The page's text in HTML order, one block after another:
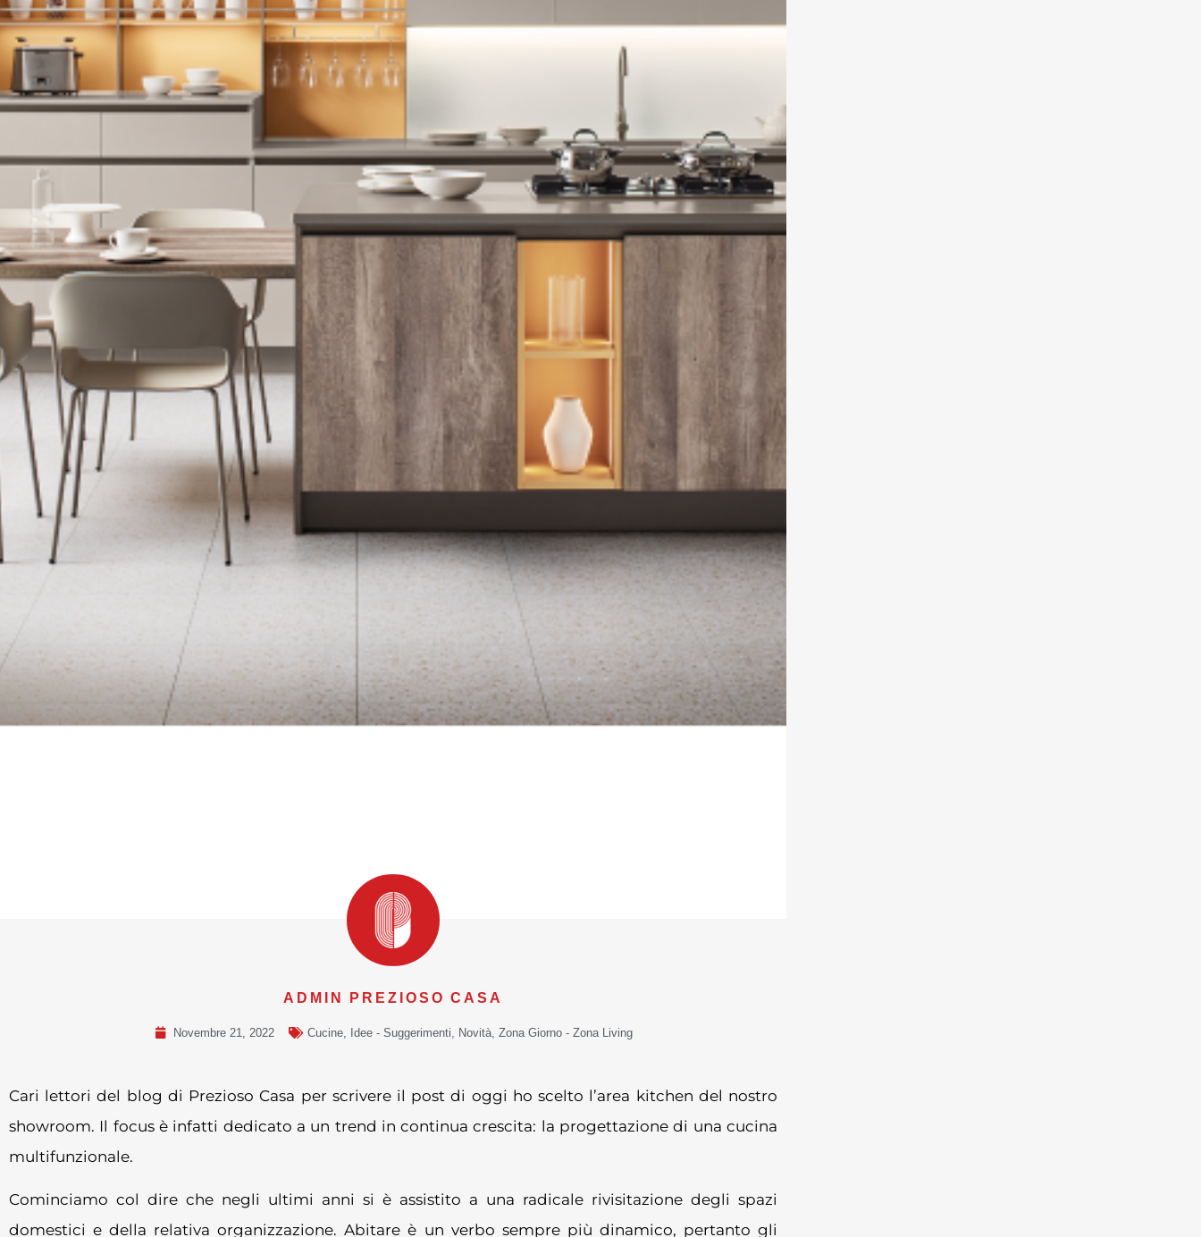
ADMIN PREZIOSO CASA
Novembre 21, 2022 Cucine, Idee - Suggerimenti Novità, Zona Giorno - Zona Living
Cari lettori del blog di Prezioso Casa per scrivere il post di oggi ho scelto l’area kitchen del nostro
showroom. Il focus è infatti dedicato a un trend in continua crescita: la progettazione di una cucina
multifunzionale.
Cominciamo col dire che negli ultimi anni si è assistito a una radicale rivisitazione degli spazi
domestici e della relativa organizzazione. Abitare è un verbo sempre più dinamico, pertanto gli